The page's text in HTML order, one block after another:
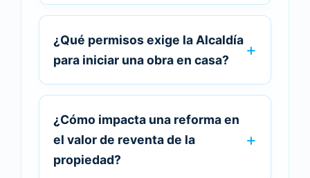
¿Qué permisos exige la Alcaldía
para iniciar una obra en casa?
¿Cómo impacta una reforma en
el valor de reventa de la
propiedad?